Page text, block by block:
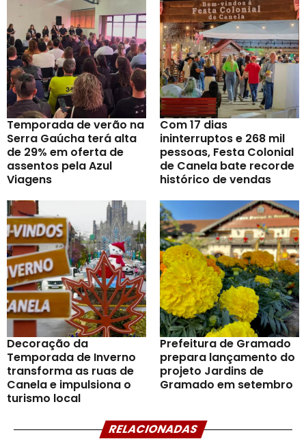
Temporada de verão na
Serra Gaúcha terá alta
de 29% em oferta de
assentos pela Azul
Viagens
Com 17 dias
ininterruptos e 268 mil
pessoas, Festa Colonial
de Canela bate recorde
histórico de vendas
Decoração da
Temporada de Inverno
transforma as ruas de
Canela e impulsiona o
turismo local
Prefeitura de Gramado
prepara lançamento do
projeto Jardins de
Gramado em setembro
RELACIONADAS